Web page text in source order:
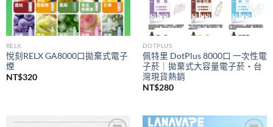
RELX
悅刻RELX GA8000口拋棄式電子
煙
NT$320
DOTPLUS
佩特里 DotPlus 8000口 一次性電
子菸｜拋棄式大容量電子菸・台
灣現貨熱銷
NT$280